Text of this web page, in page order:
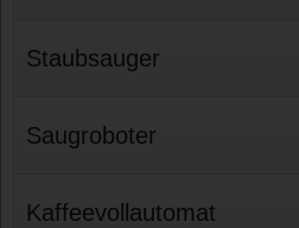
Staubsauger
Saugroboter
Kaffeevollautomat